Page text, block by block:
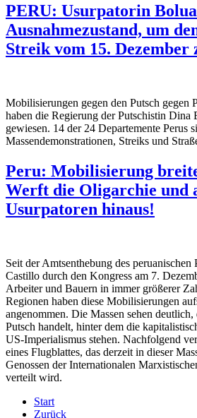
PERU: Usurpatorin
Ausnahmezustand, um
Streik vom 15. Dezember
Mobilisierungen gegen den Putsch gegen
haben die Regierung der Putschistin Dina
gewiesen. 14 der 24 Departemente Perus
Massendemonstrationen, Streiks und
Peru: Mobilisierung
Werft die Oligarchie und
Usurpatoren hinaus!
Seit der Amtsenthebung des peruanischen
Castillo durch den Kongress am 7.
Arbeiter und Bauern in immer größerer
Regionen haben diese Mobilisierungen
angenommen. Die Massen sehen deutlich,
Putsch handelt, hinter dem die
US-Imperialismus stehen. Nachfolgend
eines Flugblattes, das derzeit in dieser
Genossen der Internationalen
verteilt wird.
Start
Zurück